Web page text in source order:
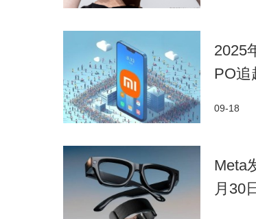
2025
PO追
09-18
Meta
月30